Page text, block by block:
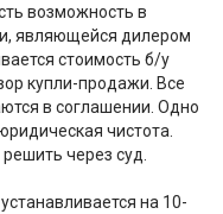
возможность в
являющейся дилером
стоимость б/у
купли-продажи. Все
в соглашении. Одно
чистота.
через суд.
на 10-